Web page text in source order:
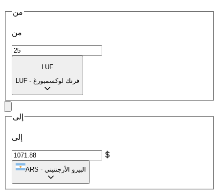
من
من
LUF
LUF - فرنك لوكسمبورغ
إلى
إلى
$
ARS - البيزو الأرجنتيني